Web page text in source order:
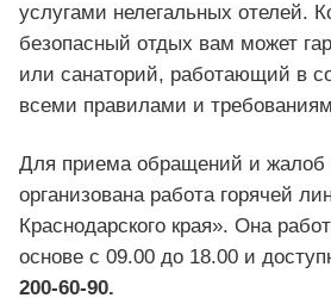
услугами нелегальных отелей.
безопасный отдых вам может
или санаторий, работающий в
всеми правилами и
Для приема обращений и жалоб
организована работа горячей
Краснодарского края». Она
основе с 09.00 до 18.00 и
200-60-90.